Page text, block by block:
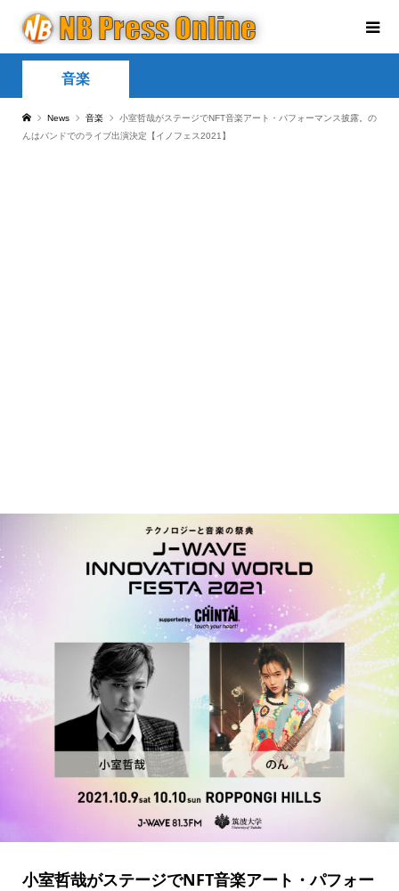
音楽
News 音楽
小室哲哉がステージでNFT音楽アート・パフォーマンス披露。の
んはバンドでのライブ出演決定【イノフェス2021】
小室哲哉がステージでNFT音楽アート・パフォー